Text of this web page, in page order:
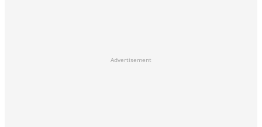
Advertisement